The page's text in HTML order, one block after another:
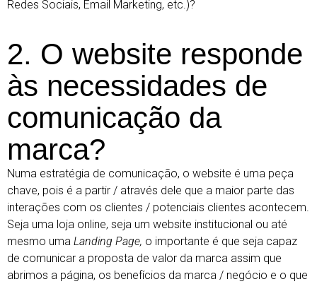
Redes Sociais, Email Marketing, etc.)?
2. O website responde
às necessidades de
comunicação da
marca?
Numa estratégia de comunicação, o website é uma peça
chave, pois é a partir / através dele que a maior parte das
interações com os clientes / potenciais clientes acontecem.
Seja uma loja online, seja um website institucional ou até
mesmo uma Landing Page, o importante é que seja capaz
de comunicar a proposta de valor da marca assim que
abrimos a página, os benefícios da marca / negócio e o que